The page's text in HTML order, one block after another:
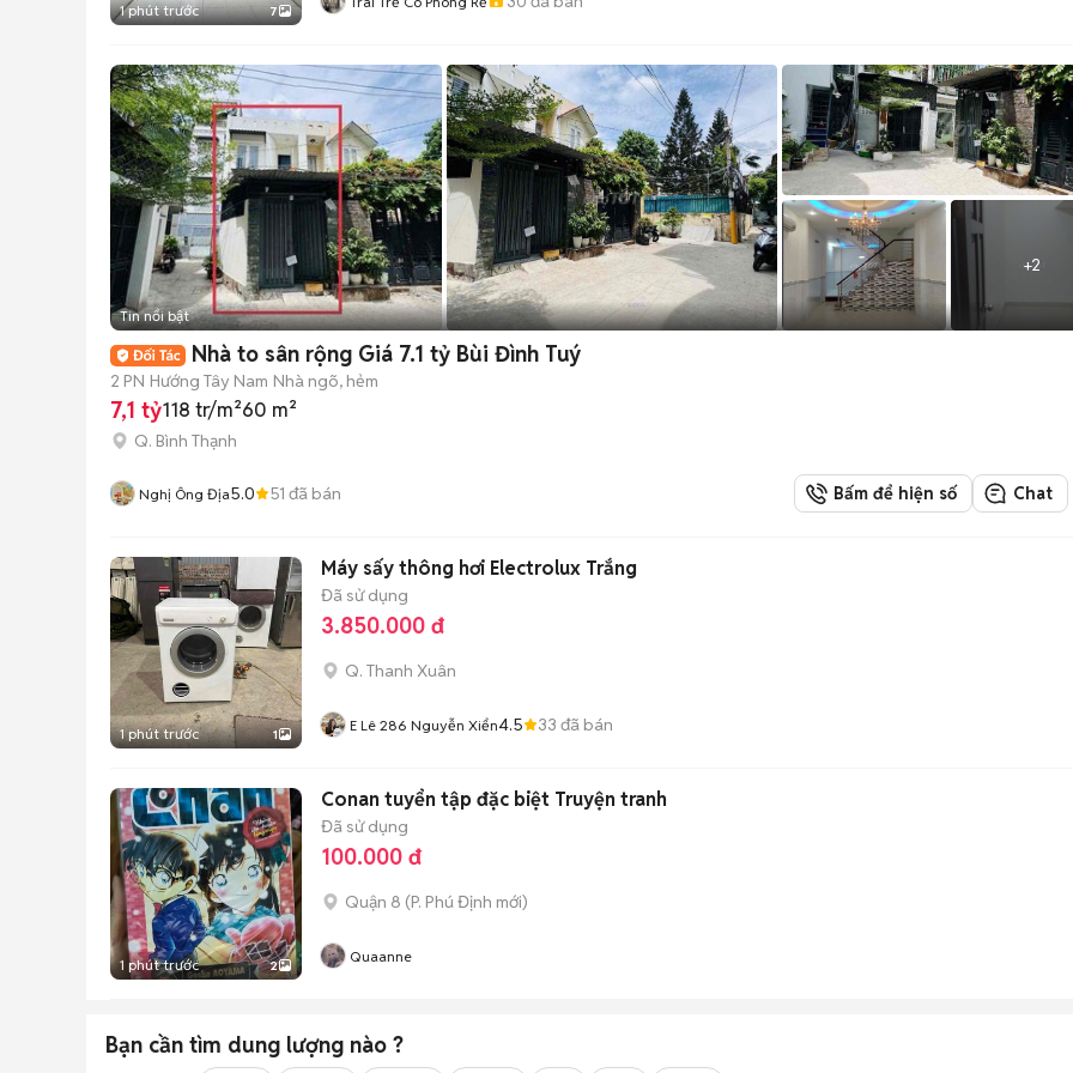
1 phút trước 7
+2
Tin nổi bật
Nhà to sân rộng Giá 7.1 tỷ Bùi Đình Tuý
2 PN Hướng Tây Nam Nhà ngõ, hẻm
7,1 tỷ118 tr/m²60 m²
Q. Bình Thạnh
Nghị Ông Địa5.0 51 đã bán Bấm để hiện số Chat
1 phút trước 1
Máy sấy thông hơi Electrolux Trắng
Đã sử dụng
3.850.000 đ
Q. Thanh Xuân
E Lê 286 Nguyễn Xiển4.5 33 đã bán
1 phút trước 2
Conan tuyển tập đặc biệt Truyện tranh
Đã sử dụng
100.000 đ
Quận 8 (P. Phú Định mới)
Quaanne
Bạn cần tìm dung lượng nào ?